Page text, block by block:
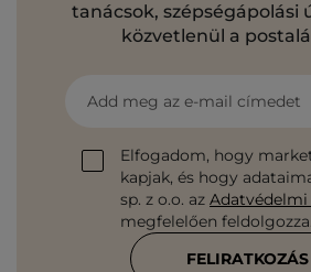
tanácsok, szépségápolási
közvetlenül a
Add meg az e-mail címedet
Elfogadom, hogy
kapjak, és hogy
sp. z o.o. az Adatvédelmi
megfelelően feldolgozza.
FELIRATKOZÁS